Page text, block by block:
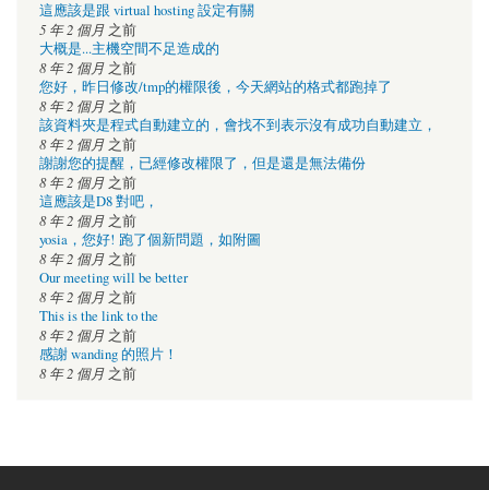
這應該是跟 virtual hosting 設定有關
5 年 2 個月 之前
大概是...主機空間不足造成的
8 年 2 個月 之前
您好，昨日修改/tmp的權限後，今天網站的格式都跑掉了
8 年 2 個月 之前
該資料夾是程式自動建立的，會找不到表示沒有成功自動建立，
8 年 2 個月 之前
謝謝您的提醒，已經修改權限了，但是還是無法備份
8 年 2 個月 之前
這應該是D8 對吧，
8 年 2 個月 之前
yosia，您好! 跑了個新問題，如附圖
8 年 2 個月 之前
Our meeting will be better
8 年 2 個月 之前
This is the link to the
8 年 2 個月 之前
感謝 wanding 的照片！
8 年 2 個月 之前